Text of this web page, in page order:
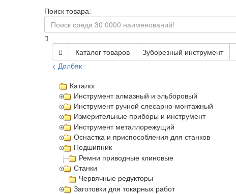
Поиск товара:
Каталог товаров Зуборезный инструмент
< Долбяк
Каталог
Инструмент алмазный и эльборовый
Инструмент ручной слесарно-монтажный
Измерительные приборы и инструмент
Инструмент металлорежущий
Оснастка и приспособления для станков
Подшипник
Ремни приводные клиновые
Станки
Червячные редукторы
Заготовки для токарных работ